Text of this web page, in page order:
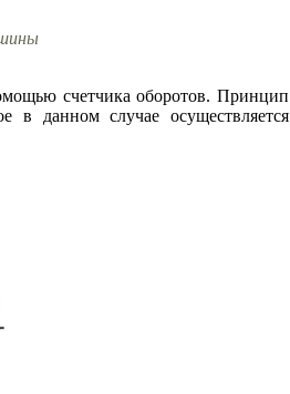
счетчика оборотов. Принцип
данном случае осуществляется